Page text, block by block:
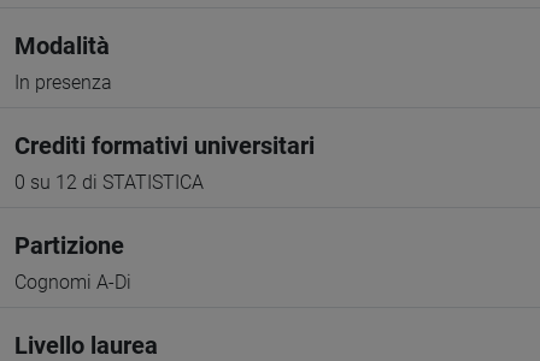
Modalità
In presenza
Crediti formativi universitari
0 su 12 di STATISTICA
Partizione
Cognomi A-Di
Livello laurea